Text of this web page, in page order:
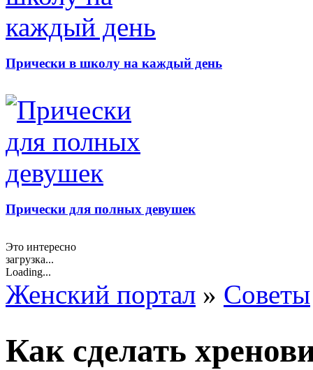
Прически в школу на каждый день
Прически для полных девушек
Это интересно
загрузка...
Loading...
Женский портал » Советы
Как сделать